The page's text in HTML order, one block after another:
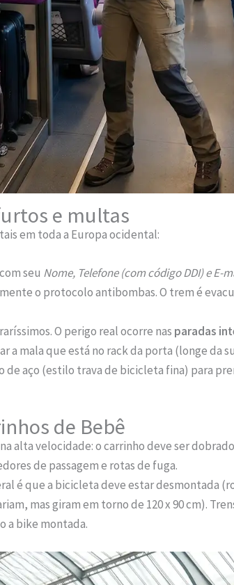
e multas
em toda a Europa ocidental:
seu Nome, Telefone (com código DDI) e E-
o protocolo antibombas. O trem é
O perigo real ocorre nas paradas
mala que está no rack da porta (longe da
de aço (estilo trava de bicicleta fina) para
de Bebê
alta velocidade: o carrinho deve ser
de passagem e rotas de fuga.
é que a bicicleta deve estar desmontada
mas giram em torno de 120 x 90 cm).
a bike montada.